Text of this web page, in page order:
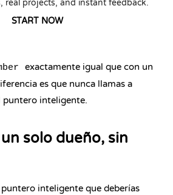
real projects, and instant feedback.
START NOW
exactamente igual que con un
es que nunca llamas a
puntero inteligente.
solo dueño, sin
puntero inteligente que deberías